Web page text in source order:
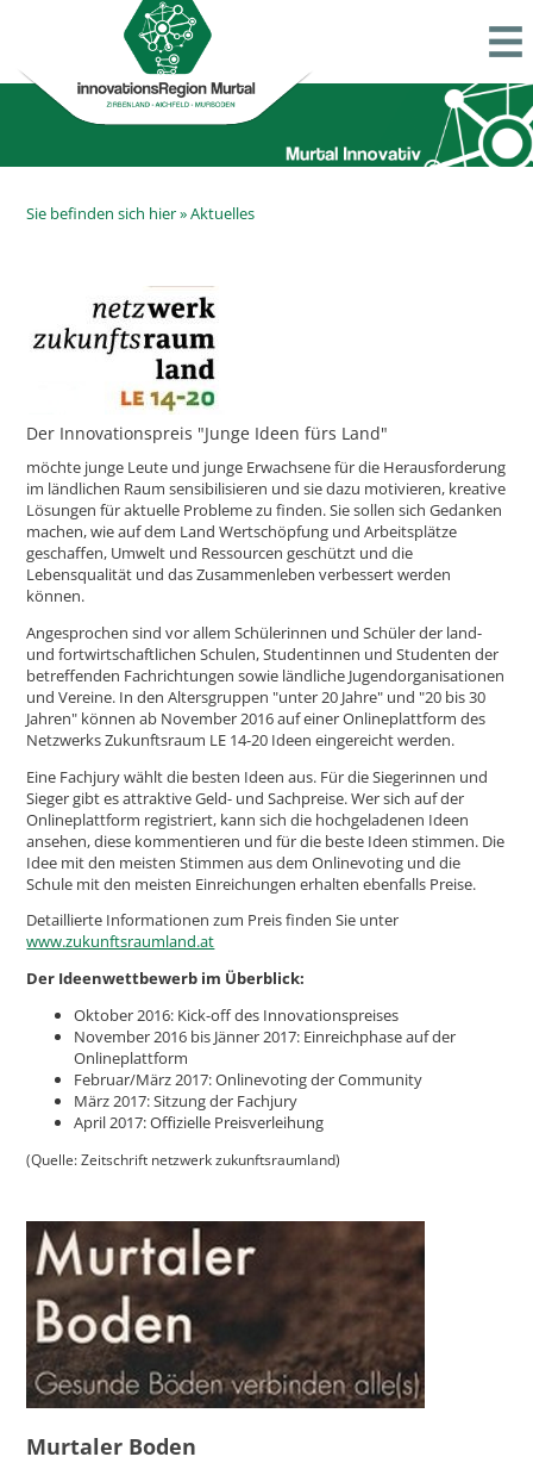
Sie befinden sich hier »Aktuelles
Der Innovationspreis "Junge Ideen fürs Land"
möchte junge Leute und junge Erwachsene für die Herausforderung
im ländlichen Raum sensibilisieren und sie dazu motivieren, kreative
Lösungen für aktuelle Probleme zu finden. Sie sollen sich Gedanken
machen, wie auf dem Land Wertschöpfung und Arbeitsplätze
geschaffen, Umwelt und Ressourcen geschützt und die
Lebensqualität und das Zusammenleben verbessert werden
können.
Angesprochen sind vor allem Schülerinnen und Schüler der land-
und fortwirtschaftlichen Schulen, Studentinnen und Studenten der
betreffenden Fachrichtungen sowie ländliche Jugendorganisationen
und Vereine. In den Altersgruppen "unter 20 Jahre" und "20 bis 30
Jahren" können ab November 2016 auf einer Onlineplattform des
Netzwerks Zukunftsraum LE 14-20 Ideen eingereicht werden.
Eine Fachjury wählt die besten Ideen aus. Für die Siegerinnen und
Sieger gibt es attraktive Geld- und Sachpreise. Wer sich auf der
Onlineplattform registriert, kann sich die hochgeladenen Ideen
ansehen, diese kommentieren und für die beste Ideen stimmen. Die
Idee mit den meisten Stimmen aus dem Onlinevoting und die
Schule mit den meisten Einreichungen erhalten ebenfalls Preise.
Detaillierte Informationen zum Preis finden Sie unter
www.zukunftsraumland.at
Der Ideenwettbewerb im Überblick:
Oktober 2016: Kick-off des Innovationspreises
November 2016 bis Jänner 2017: Einreichphase auf der
Onlineplattform
Februar/März 2017: Onlinevoting der Community
März 2017: Sitzung der Fachjury
April 2017: Offizielle Preisverleihung
(Quelle: Zeitschrift netzwerk zukunftsraumland)
Murtaler Boden